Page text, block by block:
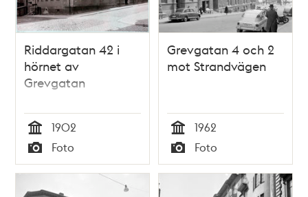
Riddargatan 42 i
hörnet av
Grevgatan
Tid
1902
Typ
Foto
Grevgatan 4 och 2
mot Strandvägen
Tid
1962
Typ
Foto